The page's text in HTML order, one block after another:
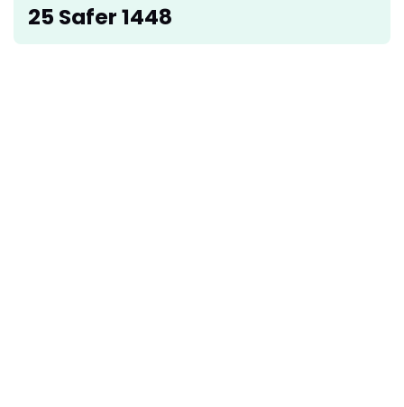
25 Safer 1448